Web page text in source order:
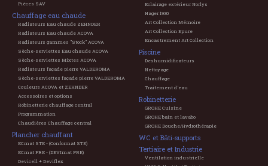
Pièces SAV
Chauffage eau chaude
Radiateurs Eau chaude ZEHNDER
Radiateurs Eau chaude ACOVA
Radiateurs gammes "Stock" ACOVA
Sèche-serviettes Eau chaude ACOVA
Sèche-serviettes Mixtes ACOVA
Radiateurs façade pierre VALDEROMA
Sèche-serviettes façade pierre VALDEROMA
Couleurs ACOVA et ZEHNDER
Accessoires et options
Robinetterie chauffage central
Programmation
Chaudières Chauffage central
Plancher chauffant
ECmat STE - (Conformat STE)
ECmat PRE - (DEVImat PRE)
Devicell + Deviflex
Eclairage extérieur Norlys
Hager 1930
Art Collection Mémoire
Art Collection Epure
Encastrement Art Collection
Piscine
Deshumidificateurs
Nettoyage
Chauffage
Traitement d'eau
Robinetterie
GROHE Cuisine
GROHE bain et lavabo
GROHE Douche/Hydrothérapie
WC et Bâti-supports
Tertiaire et Industrie
Ventilation industrielle